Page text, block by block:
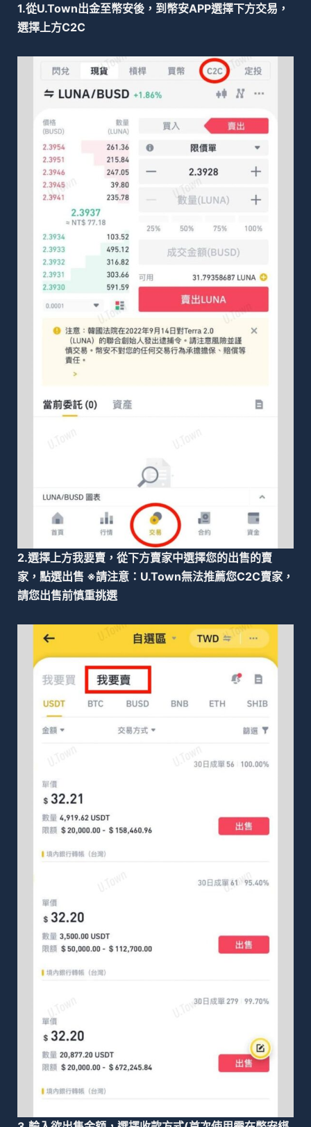
1.從U.Town出金至幣安後，到幣安APP選擇下方交易，
選擇上方C2C
2.選擇上方我要賣，從下方賣家中選擇您的出售的賣
家，點選出售 ※請注意：U.Town無法推薦您C2C賣家，
請您出售前慎重挑選